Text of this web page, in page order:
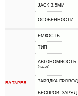
JACK 3.5MM
ОСОБЕННОСТИ
БАТАРЕЯ
ЕМКОСТЬ
ТИП
АВТОНОМНОСТЬ
(часов)
ЗАРЯДКА ПРОВОД
БЕСПРОВ. ЗАРЯД.